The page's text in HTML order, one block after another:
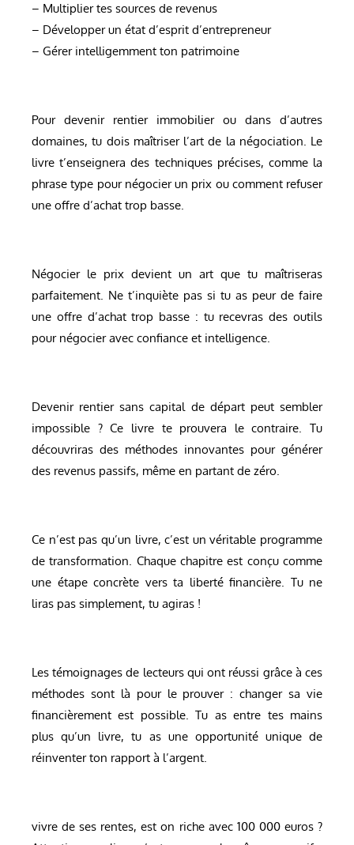
– Multiplier tes sources de revenus
– Développer un état d’esprit d’entrepreneur
– Gérer intelligemment ton patrimoine
Pour devenir rentier immobilier ou dans d’autres
domaines, tu dois maîtriser l’art de la négociation. Le
livre t’enseignera des techniques précises, comme la
phrase type pour négocier un prix ou comment refuser
une offre d’achat trop basse.
Négocier le prix devient un art que tu maîtriseras
parfaitement. Ne t’inquiète pas si tu as peur de faire
une offre d’achat trop basse : tu recevras des outils
pour négocier avec confiance et intelligence.
Devenir rentier sans capital de départ peut sembler
impossible ? Ce livre te prouvera le contraire. Tu
découvriras des méthodes innovantes pour générer
des revenus passifs, même en partant de zéro.
Ce n’est pas qu’un livre, c’est un véritable programme
de transformation. Chaque chapitre est conçu comme
une étape concrète vers ta liberté financière. Tu ne
liras pas simplement, tu agiras !
Les témoignages de lecteurs qui ont réussi grâce à ces
méthodes sont là pour le prouver : changer sa vie
financièrement est possible. Tu as entre tes mains
plus qu’un livre, tu as une opportunité unique de
réinventer ton rapport à l’argent.
vivre de ses rentes, est on riche avec 100 000 euros ?